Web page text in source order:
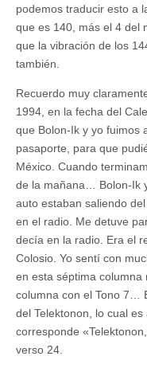
podemos traducir esto a
que es 140, más el 4 del
que la vibración de los
también.
Recuerdo muy
1994, en la fecha del
que Bolon-Ik y yo fuimos
pasaporte, para que
México. Cuando
de la mañana… Bolon-Ik
auto estaban saliendo
en el radio. Me detuve
decía en la radio. Era el
Colosio. Yo sentí con
en esta séptima
columna con el Tono 7…
del Telektonon, lo cual
corresponde
verso 24.